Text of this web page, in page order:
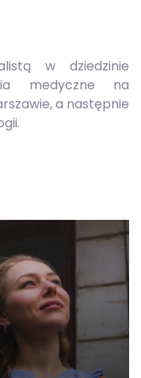
w dziedzinie
medyczne na
a następnie